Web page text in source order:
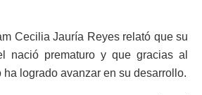
Cecilia Jauría Reyes relató que su
nació prematuro y que gracias al
logrado avanzar en su desarrollo.